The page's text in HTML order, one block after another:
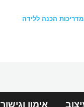
הכנה ללידה
אימון וגישור